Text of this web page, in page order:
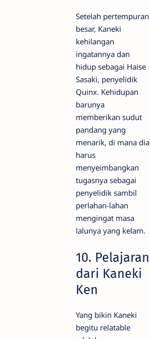
Setelah pertempuran
besar, Kaneki
kehilangan
ingatannya dan
hidup sebagai Haise
Sasaki, penyelidik
Quinx. Kehidupan
barunya
memberikan sudut
pandang yang
menarik, di mana dia
harus
menyeimbangkan
tugasnya sebagai
penyelidik sambil
perlahan-lahan
mengingat masa
lalunya yang kelam.
10. Pelajaran
dari Kaneki
Ken
Yang bikin Kaneki
begitu relatable